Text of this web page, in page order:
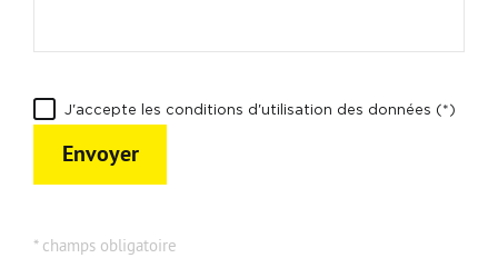
J'accepte les conditions d'utilisation des données (*)
Envoyer
* champs obligatoire